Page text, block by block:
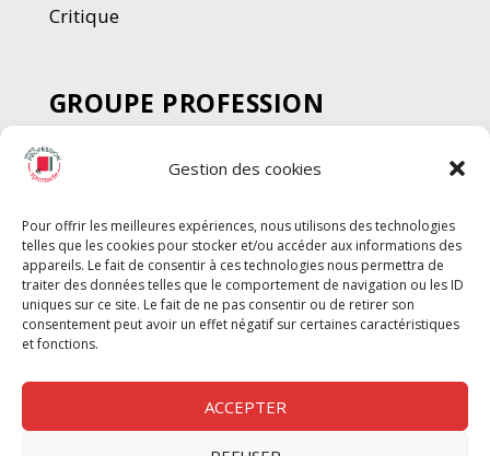
Gestion des cookies
Pour offrir les meilleures expériences, nous utilisons des technologies
telles que les cookies pour stocker et/ou accéder aux informations des
appareils. Le fait de consentir à ces technologies nous permettra de
traiter des données telles que le comportement de navigation ou les ID
uniques sur ce site. Le fait de ne pas consentir ou de retirer son
consentement peut avoir un effet négatif sur certaines caractéristiques
et fonctions.
ACCEPTER
Critique
GROUPE PROFESSION
SPECTACLE
Chèque Intermittents
Chèque Compta
Chèque Emploi Spectacle
G-Pods
Profession Audio-visuel